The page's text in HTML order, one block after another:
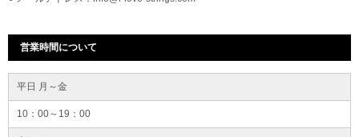
営業時間について
平日 月～金
10：00～19：00